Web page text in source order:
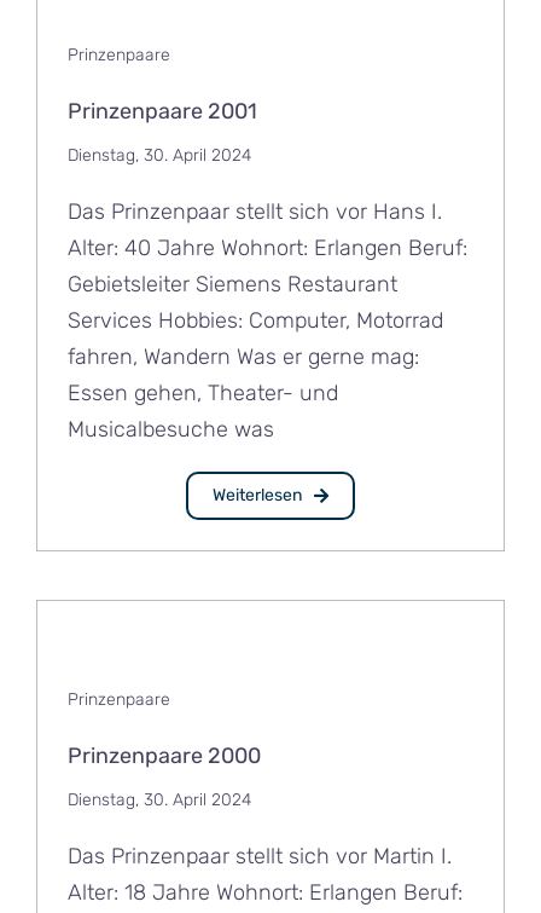
Prinzenpaare
Prinzenpaare 2001
Dienstag, 30. April 2024
Das Prinzenpaar stellt sich vor Hans I.
Alter: 40 Jahre Wohnort: Erlangen Beruf:
Gebietsleiter Siemens Restaurant
Services Hobbies: Computer, Motorrad
fahren, Wandern Was er gerne mag:
Essen gehen, Theater- und
Musicalbesuche was
Weiterlesen
Prinzenpaare
Prinzenpaare 2000
Dienstag, 30. April 2024
Das Prinzenpaar stellt sich vor Martin I.
Alter: 18 Jahre Wohnort: Erlangen Beruf: